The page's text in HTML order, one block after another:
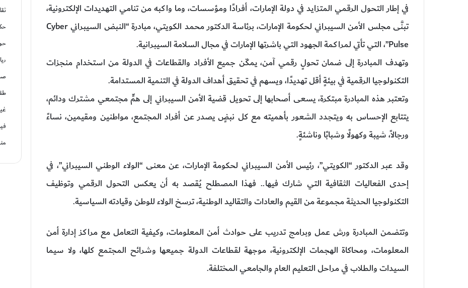
في إطار التحول الرقمي المتزايد في دولة الإمارات، أفرادًا ومؤسسات، وما واكبه من تنامي التهديدات الإلكترونية،
تبنَّى مجلس الأمن السيبراني لحكومة الإمارات، برئاسة الدكتور محمد الكويتي، مبادرة “النبض السيبراني Cyber
Pulse”، التي تأتي لمراكمة الجهود التي باشرتها الإمارات في مجال السلامة السيبرانية.
وتهدف المبادرة إلى ضمان تحولٍ رقمي آمن، يمكّن جميع الأفراد والقطاعات في الدولة من استخدام منجزات
التكنولوجيا الرقمية في بيئةٍ أقل تهديدًا، ويسهم في تحقيق أهداف الدولة في التنمية المستدامة.
وتعتبر هذه المبادرة مبتكرة، يسعى أصحابها إلى تحويل قضية الأمن السيبراني إلى همٍّ مجتمعي مشترك ودائم،
يتتابع الإحساس به ويتجدد الشعور بأهميته مع كل نبضٍ يصدر عن أفراد المجتمع، مواطنين ومقيمين، نساءً
ورجالاً، شيبة وكهولًا وشبابًا وناشئةٍ.
وقد عبر الدكتور “الكويتي”، رئيس الأمن السيبراني لحكومة الإمارات، عن معنى “الولاء الوطني السيبراني”، في
إحدى الفعاليات الثقافية التي شارك فيها.. فهذا المصطلح يُقصد به أن يعكس التحول الرقمي وتوظيف
التكنولوجيا الحديثة مجموعة من القيم والعادات والتقاليد الوطنية، ترسخ الولاء للوطن وقيادته السياسية.
وتتضمن المبادرة ورش عمل وبرامج تدريب على حوادث أمن المعلومات، وكيفية التعامل مع مراكز إدارة أمن
المعلومات، ومحاكاة الهجمات الإلكترونية، موجهة لقطاعات الدولة جميعها وشرائح المجتمع كلها، ولا سيما
السيدات والطلاب في مراحل التعليم العام والجامعي المختلفة.